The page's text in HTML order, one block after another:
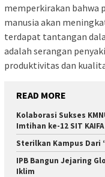
memperkirakan bahwa
manusia akan
terdapat tantangan
adalah serangan
produktivitas dan
READ MORE
Kolaborasi Sukses
Imtihan ke-12 SIT
Sterilkan Kampus Dari
IPB Bangun Jejaring
Iklim